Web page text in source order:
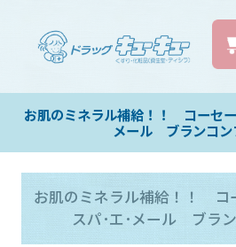
お肌のミネラル補給！！ コーセ
メール ブランコン
お肌のミネラル補給！！
スパ･エ･メール ブラ